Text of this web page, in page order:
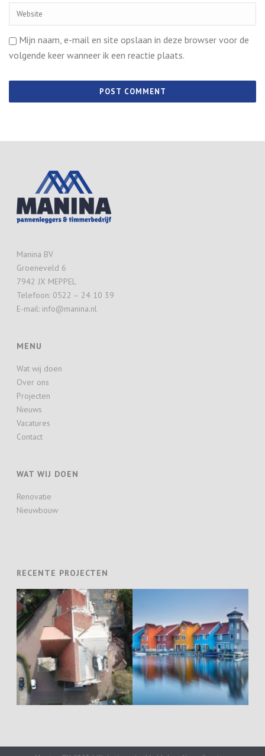
Mijn naam, e-mail en site opslaan in deze browser voor de
volgende keer wanneer ik een reactie plaats.
Manina BV
Groeneveld 6
7942 JX MEPPEL
Telefoon: 0522 – 24 10 39
E-mail: info@manina.nl
MENU
Wat wij doen
Over ons
Projecten
Nieuws
Vacatures
Contact
WAT WIJ DOEN
Renovatie
Nieuwbouw
RECENTE PROJECTEN